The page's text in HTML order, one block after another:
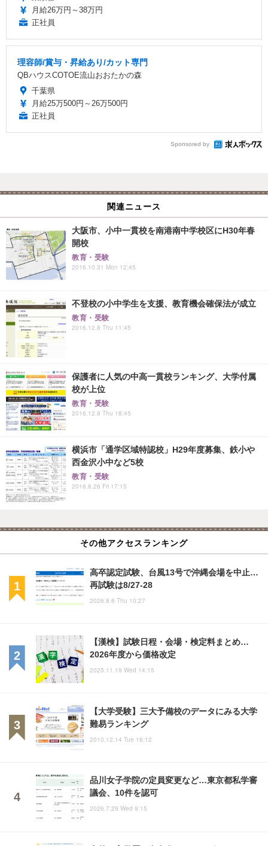
月給26万円～38万円
正社員
理容師/賞与・昇給あり/カット専門
QBハウスCOTOE流山おおたかの森
千葉県
月給25万500円～26万500円
正社員
Sponsored by
関連ニュース
大阪市、小中一貫校を南港南中学校区にH30年春
開校
教育・受験
2016.10.31 Mon 12:45
不登校の小中学生を支援、教育機会確保法が成立
教育・受験
2016.12.8 Thu 11:45
保護者に人気の中高一貫校ランキング、大学付属
校が上位
教育・受験
2016.12.8 Thu 18:45
横浜市「通学区域特認校」H29年度募集、鉄小や
西金沢小中など5校
教育・受験
2016.8.26 Fri 17:15
その他アクセスランキング
高卒認定試験、台風13号で沖縄会場を中止…
再試験は8/27-28
2026.8.6 Thu 10:27
【漢検】試験日程・会場・検定料まとめ…
2026年度から価格改定
2025.11.19 Wed 14:15
【大学受験】三大予備校のデータにみる大学
難易ランキング
2010.12.14 Tue 16:12
品川女子学院の定員変更など…東京都私学審
議会、10件を認可
2026.7.29 Wed 9:15